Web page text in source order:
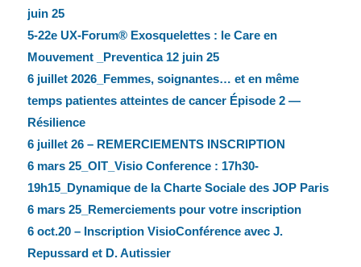
juin 25
5-22e UX-Forum® Exosquelettes : le Care en
Mouvement _Preventica 12 juin 25
6 juillet 2026_Femmes, soignantes… et en même
temps patientes atteintes de cancer Épisode 2 —
Résilience
6 juillet 26 – REMERCIEMENTS INSCRIPTION
6 mars 25_OIT_Visio Conference : 17h30-
19h15_Dynamique de la Charte Sociale des JOP Paris
6 mars 25_Remerciements pour votre inscription
6 oct.20 – Inscription VisioConférence avec J.
Repussard et D. Autissier